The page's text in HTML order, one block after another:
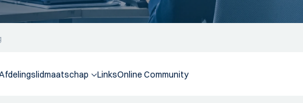
LinksOnline Community